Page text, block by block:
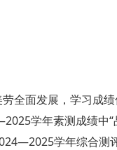
全面发展，学习成
学年素测成绩中“
学年综合测